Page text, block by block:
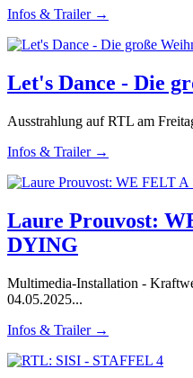
Infos & Trailer →
Let's Dance - Die
Ausstrahlung auf RTL am
Infos & Trailer →
Laure Prouvost:
DYING
Multimedia-Installation -
04.05.2025...
Infos & Trailer →